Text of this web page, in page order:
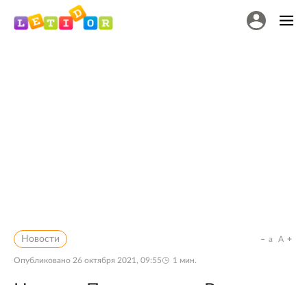
Новости
Опубликовано 26 октября 2021, 09:55 1 мин.
a A